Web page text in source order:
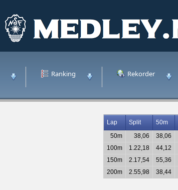
Ranking Rekorder
Lap Split 50m
50m
38,06
38,06
100m
1.22,18 44,12
150m
2.17,54 55,36
200m
2.55,98 38,44